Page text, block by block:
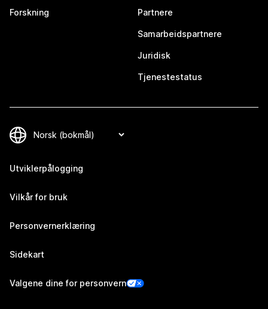
Forskning Partnere
Samarbeidspartnere
Juridisk
Tjenestestatus
Utviklerpålogging
Vilkår for bruk
Personvernerklæring
Sidekart
Valgene dine for personvern